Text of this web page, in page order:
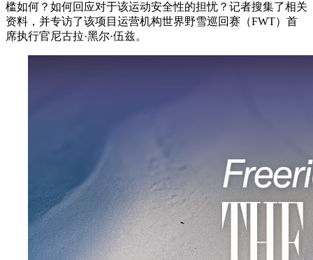
槛如何？如何回应对于该运动安全性的担忧？记者搜集了相关
资料，并专访了该项目运营机构世界野雪巡回赛（FWT）首
席执行官尼古拉·黑尔·伍兹。